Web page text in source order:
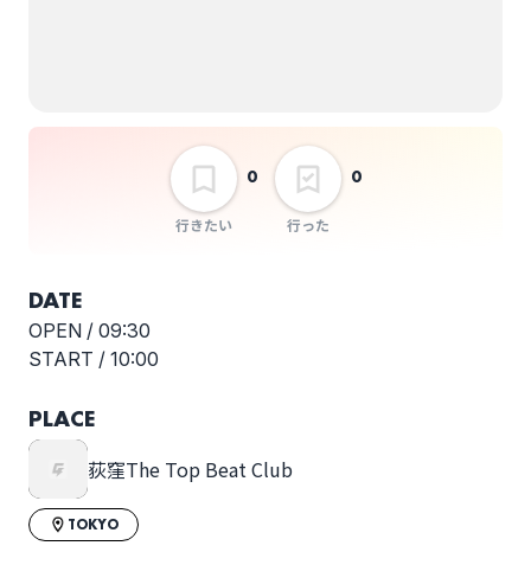
行きたい
0
行った
0
DATE
OPEN / 09:30
START / 10:00
PLACE
荻窪The Top Beat Club
TOKYO